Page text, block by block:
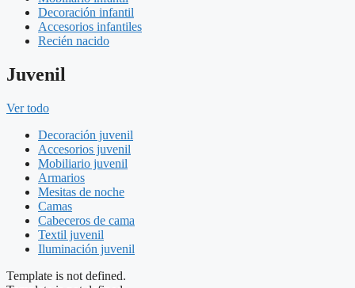
Decoración infantil
Accesorios infantiles
Recién nacido
Juvenil
Ver todo
Decoración juvenil
Accesorios juvenil
Mobiliario juvenil
Armarios
Mesitas de noche
Camas
Cabeceros de cama
Textil juvenil
Iluminación juvenil
Template is not defined.